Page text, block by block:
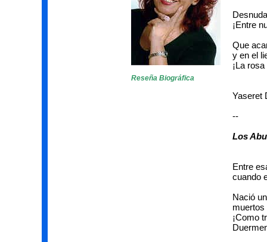
Reseña Biográfica
¡Entre
Que
y en el
¡La
Yaseret
--
Los
Entre
cuando
Nació
muertos
¡Como